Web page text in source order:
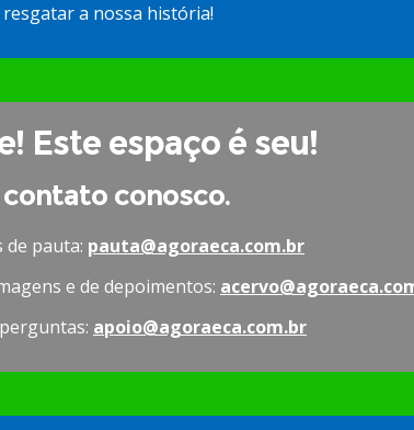
a nossa história!
Este espaço é seu!
conosco.
de pauta: pauta@agoraeca.com.br
e de depoimentos:
apoio@agoraeca.com.br